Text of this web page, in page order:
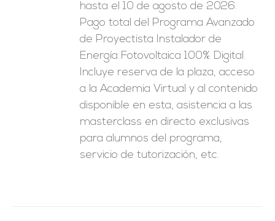
1.250,00€.625,00€.
hasta el 10 de agosto de 2026.
Pago total del Programa Avanzado
de Proyectista Instalador de
Energía Fotovoltaica 100% Digital.
Incluye reserva de la plaza, acceso
a la Academia Virtual y al contenido
disponible en esta, asistencia a las
masterclass en directo exclusivas
para alumnos del programa,
servicio de tutorización, etc.